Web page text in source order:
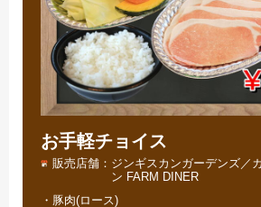
お手軽チョイス
販売店舗
ジンギスカンガーデンズ／
ン FARM DINER
・豚肉(ロース)